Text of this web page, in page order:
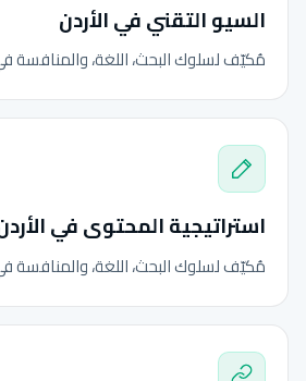
السيو التقني في الأردن
مُكيّف لسلوك البحث، اللغة، والمنافسة
استراتيجية المحتوى في
مُكيّف لسلوك البحث، اللغة، والمنافسة